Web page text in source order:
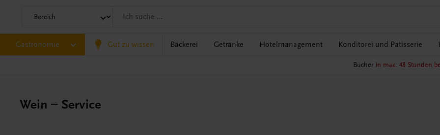
Gastronomie Gut zu wissen Bäckerei Getränke Hotelmanagement Konditorei und Patisserie
Bücher in max. 48 Stunden
Wein – Service